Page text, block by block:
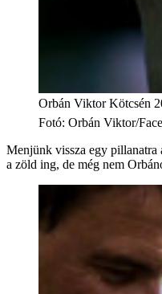
Orbán Viktor Kötcsén
Fotó: Orbán Viktor/
Menjünk vissza egy pillanatra
a zöld ing, de még nem